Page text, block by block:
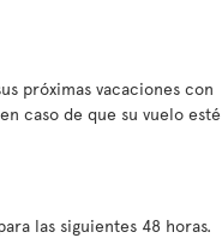
próximas vacaciones con
caso de que su vuelo esté
las siguientes 48 horas.